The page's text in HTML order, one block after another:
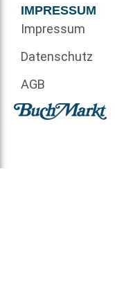
IMPRESSUM
Impressum
Datenschutz
AGB